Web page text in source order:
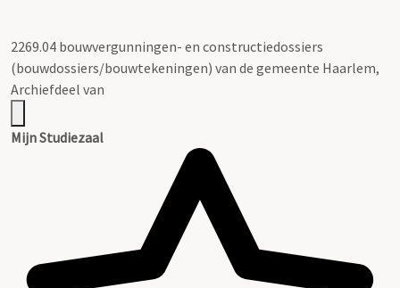
2269.04 bouwvergunningen- en constructiedossiers
(bouwdossiers/bouwtekeningen) van de gemeente Haarlem,
Archiefdeel van
Mijn Studiezaal